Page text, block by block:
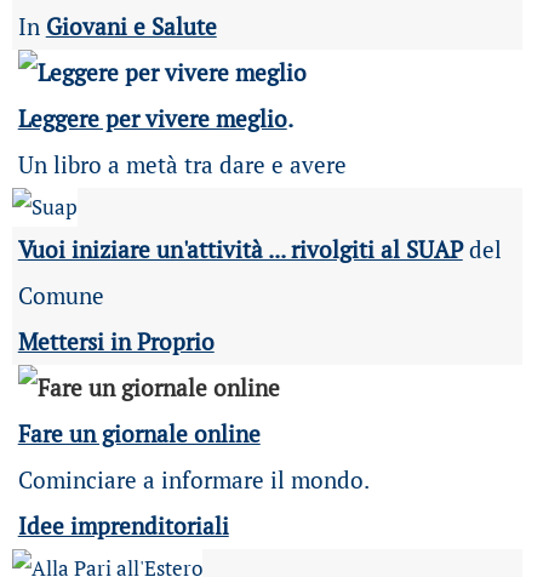
In Giovani e Salute
Leggere per vivere meglio.
Un libro a metà tra dare e avere
Vuoi iniziare un'attività ... rivolgiti al SUAPdel
Comune
Mettersi in Proprio
Fare un giornale online
Cominciare a informare il mondo.
Idee imprenditoriali